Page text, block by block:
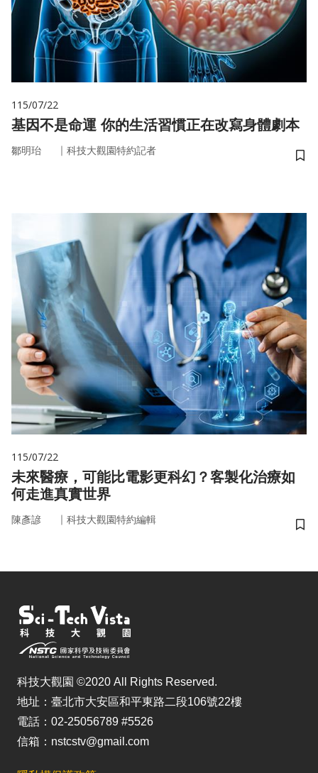
115/07/22
基因不是命運 你的生活習慣正在改寫身體劇本
鄒明珆 ｜ 科技大觀園特約記者
儲
115/07/22
未來醫療，可能比電影更科幻？客製化治療如
何走進真實世界
陳彥諺 ｜ 科技大觀園特約編輯
儲
科技大觀園 ©2020 All Rights Reserved.
地址：臺北市大安區和平東路二段106號22樓
電話：02-25056789 #5526
信箱：nstcstv@gmail.com